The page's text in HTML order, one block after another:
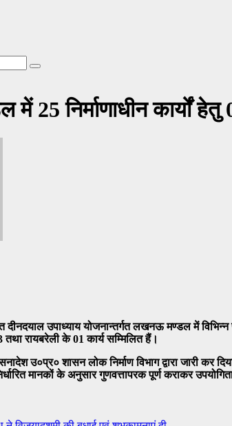
25 निर्माणाधीन कार्यों
दीनदयाल उपाध्याय योजनान्तर्गत लखनऊ मण्डल में
रायबरेली के 01 कार्य सम्मिलित हैं।
उ०प्र० शासन लोक निर्माण विभाग द्वारा जारी कर
मानकों के अनुसार गुणवत्तापरक पूर्ण कराकर